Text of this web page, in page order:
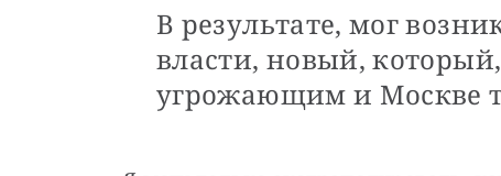
В результате, мог
власти, новый,
угрожающим и Москве